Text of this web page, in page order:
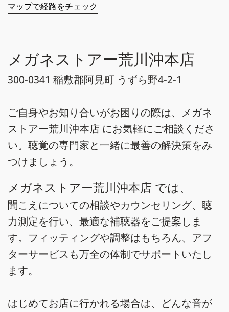
マップで経路をチェック
メガネストアー荒川沖本店
300-0341 稲敷郡阿見町 うずら野4-2-1
ご自身やお知り合いがお困りの際は、メガネ
ストアー荒川沖本店 にお気軽にご相談くださ
い。聴覚の専門家と一緒に最善の解決策をみ
つけましょう。
メガネストアー荒川沖本店 では、
聞こえについての相談やカウンセリング、聴
力測定を行い、最適な補聴器をご提案しま
す。フィッティングや調整はもちろん、アフ
ターサービスも万全の体制でサポートいたし
ます。
はじめてお店に行かれる場合は、どんな音が